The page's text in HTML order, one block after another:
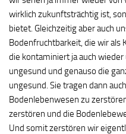
wirklich zukunftsträchtig ist,
bietet. Gleichzeitig aber auch
Bodenfruchtbarkeit, die wir als
die kontaminiert ja auch
ungesund und genauso die
ungesund. Sie tragen dann
Bodenlebenwesen zu
zerstören und die
Und somit zerstören wir